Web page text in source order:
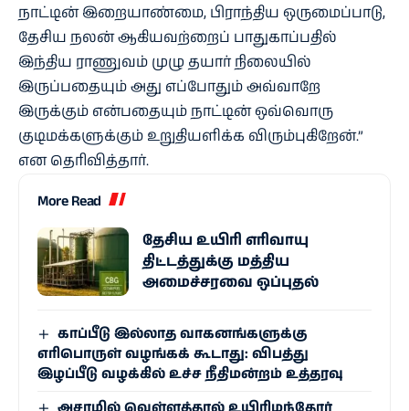
நாட்டின் இறையாண்மை, பிராந்திய ஒருமைப்பாடு,
தேசிய நலன் ஆகியவற்றைப் பாதுகாப்பதில்
இந்திய ராணுவம் முழு தயார் நிலையில்
இருப்பதையும் அது எப்போதும் அவ்வாறே
இருக்கும் என்பதையும் நாட்டின் ஒவ்வொரு
குடிமக்களுக்கும் உறுதியளிக்க விரும்புகிறேன்.”
என தெரிவித்தார்.
More Read
தேசிய உயிரி எரி​வாயு
திட்டத்துக்கு மத்திய
அமைச்சரவை ஒப்புதல்
காப்பீடு இல்லாத வாகனங்களுக்கு
எரிபொருள் வழங்கக் கூடாது: விபத்து
இழப்பீடு வழக்கில் உச்ச நீதிமன்றம் உத்தரவு